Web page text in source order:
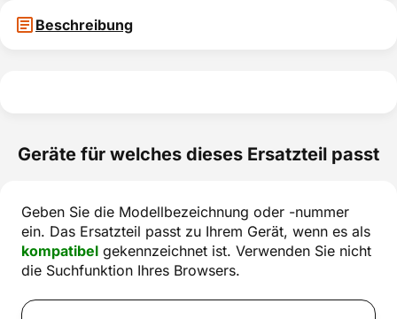
Beschreibung
Geräte für welches dieses Ersatzteil passt
Geben Sie die Modellbezeichnung oder -nummer
ein. Das Ersatzteil passt zu Ihrem Gerät, wenn es als
kompatibel gekennzeichnet ist. Verwenden Sie nicht
die Suchfunktion Ihres Browsers.